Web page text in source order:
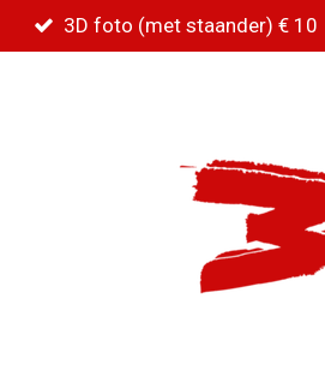
3D foto (met staander) € 10